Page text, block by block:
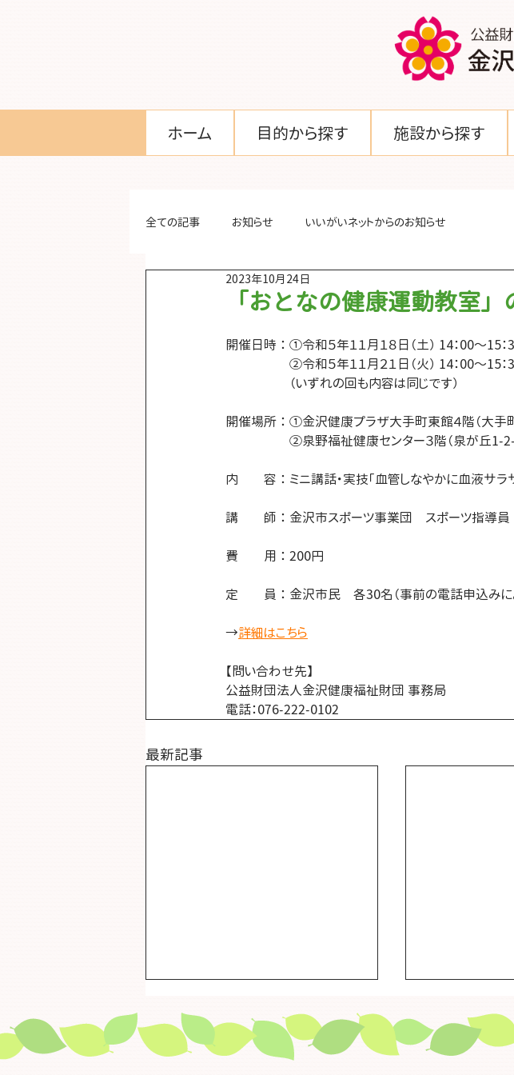
ホーム 目的から探す 施設から探す
全ての記事 お知らせ いいがいネットからのお知らせ
「おとなの健康運動教室
2023年10月24日
開催日時 ： ①令和５年１１月１８日（土） 14：00～15：
②令和５年１１月２１日（火） 14：00～15：
（いずれの回も内容は同じです）
開催場所 ： ①金沢健康プラザ大手町東館４階（大手
②泉野福祉健康センター３階（泉が丘1-2-
内　　容 ： ミニ講話・実技「血管しなやかに血液サラサ
講　　師 ： 金沢市スポーツ事業団　スポーツ指導員
費　　用 ： 200円
定　　員 ： 金沢市民　各30名（事前の電話申込みに
→詳細はこちら
【問い合わせ先】
公益財団法人金沢健康福祉財団 事務局
電話：076-222-0102
最新記事
【大切なお知らせ】金沢健康
プラザ大手町東館の電話工事
に伴う電話回線一時不通のお
電話工事実施のため、下記の日時
【大切なお
プラザ大手町